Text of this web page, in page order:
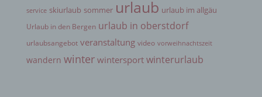
service skiurlaub sommer urlaub urlaub im allgäu
Urlaub in den Bergen urlaub in oberstdorf
urlaubsangebot veranstaltung video vorweihnachtszeit
wandern winter wintersport winterurlaub
vorgegeben, so kann der Verantwortliche
beziehungsweise können die bestimmten Kriterien
seiner Benennung nach dem Unionsrecht oder
werden.